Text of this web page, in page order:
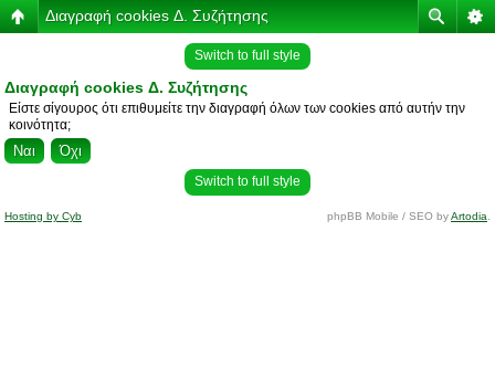
Διαγραφή cookies Δ. Συζήτησης
Switch to full style
Διαγραφή cookies Δ. Συζήτησης
Είστε σίγουρος ότι επιθυμείτε την διαγραφή όλων των cookies από αυτήν την
κοινότητα;
Switch to full style
Hosting by Cyb phpBB Mobile / SEO byArtodia